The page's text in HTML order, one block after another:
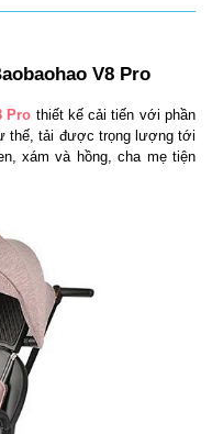
V8 Pro
Pro thiết kế cải tiến với phần
thế, tải được trọng lượng tới
xám và hồng, cha mẹ tiện